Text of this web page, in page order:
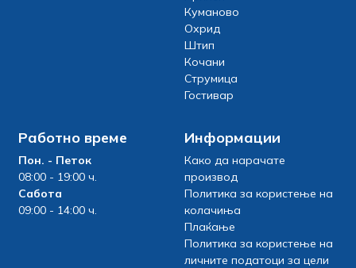
Куманово
Охрид
Штип
Кочани
Струмица
Гостивар
Работно време
Пон. - Петок
08:00 - 19:00 ч.
Сабота
09:00 - 14:00 ч.
Информации
Како да нарачате
производ
Политика за користење на
колачиња
Плаќање
Политика за користење на
личните податоци за цели